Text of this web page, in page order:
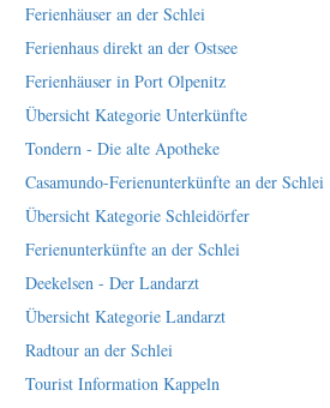
Ferienhäuser an der Schlei
Ferienhaus direkt an der Ostsee
Ferienhäuser in Port Olpenitz
Übersicht Kategorie Unterkünfte
Tondern - Die alte Apotheke
Casamundo-Ferienunterkünfte an der Schlei
Übersicht Kategorie Schleidörfer
Ferienunterkünfte an der Schlei
Deekelsen - Der Landarzt
Übersicht Kategorie Landarzt
Radtour an der Schlei
Tourist Information Kappeln